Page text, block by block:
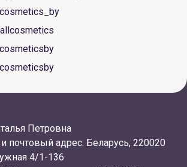
Петровна
почтовый адрес: Беларусь, 220020
4/1-136